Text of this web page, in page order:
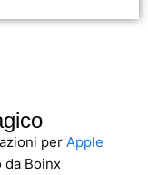
per Apple
da Boinx